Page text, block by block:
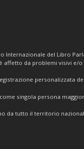
Internazionale del Libro
affetto da problemi visivi e/
personalizzata
singola persona
da tutto il territorio